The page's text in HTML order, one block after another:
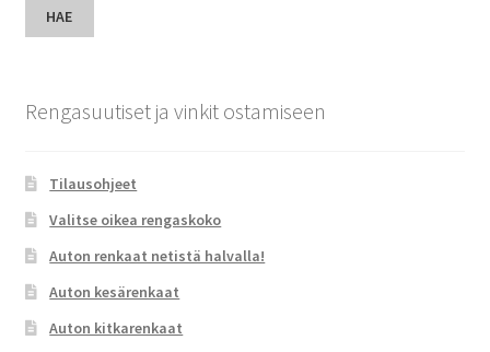
HAE
Rengasuutiset ja vinkit ostamiseen
Tilausohjeet
Valitse oikea rengaskoko
Auton renkaat netistä halvalla!
Auton kesärenkaat
Auton kitkarenkaat